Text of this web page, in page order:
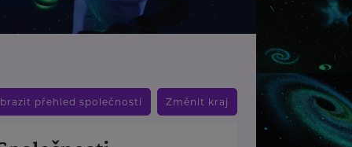
přehled společností Změnit kraj